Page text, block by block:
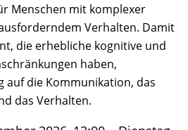
Menschen mit komplexer
Verhalten. Damit
die erhebliche kognitive und
haben,
auf die Kommunikation, das
das Verhalten.